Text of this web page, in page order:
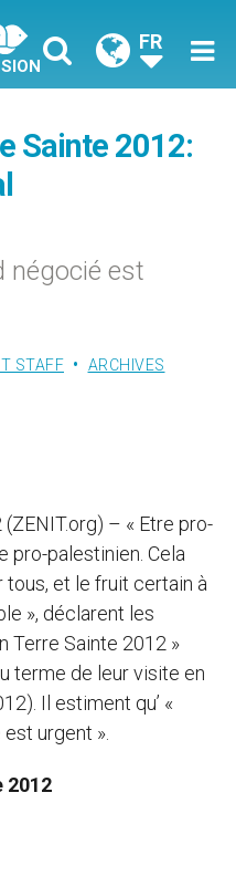
FR
Sainte 2012:
négocié est
STAFF ARCHIVES
– « Etre pro-
pro-palestinien. Cela
et le fruit certain à
», déclarent les
Terre Sainte 2012 »
terme de leur visite en
Il estiment qu’ «
urgent ».
2012